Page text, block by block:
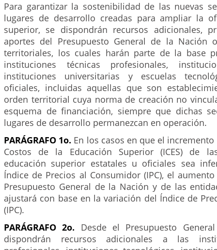
Para garantizar la sostenibilidad de las nuevas
lugares de desarrollo creadas para ampliar la
superior, se dispondrán recursos adicionales,
aportes del Presupuesto General de la Nación
territoriales, los cuales harán parte de la base
instituciones técnicas profesionales,
instituciones universitarias y escuelas
oficiales, incluidas aquellas que son
orden territorial cuya norma de creación no
esquema de financiación, siempre que dichas
lugares de desarrollo permanezcan en operación.
PARÁGRAFO 1o. En los casos en que el
Costos de la Educación Superior (ICES) de
educación superior estatales u oficiales sea
Índice de Precios al Consumidor (IPC), el
Presupuesto General de la Nación y de las
ajustará con base en la variación del Índice de
(IPC).
PARÁGRAFO 2o. Desde el Presupuesto
dispondrán recursos adicionales a las